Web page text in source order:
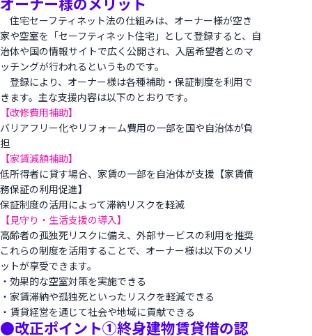
住宅セーフティネット法の仕組みは、オーナー様が空き
家や空室を「セーフティネット住宅」として登録すると、自
治体や国の情報サイトで広く公開され、入居希望者とのマ
ッチングが行われるというものです。
登録により、オーナー様は各種補助・保証制度を利用で
きます。主な支援内容は以下のとおりです。
【改修費用補助】
バリアフリー化やリフォーム費用の一部を国や自治体が負
担
【家賃減額補助】
低所得者に貸す場合、家賃の一部を自治体が支援【家賃債
務保証の利用促進】
保証制度の活用によって滞納リスクを軽減
【見守り・生活支援の導入】
高齢者の孤独死リスクに備え、外部サービスの利用を推奨
これらの制度を活用することで、オーナー様は以下のメリ
ットが享受できます。
・効果的な空室対策を実施できる
・家賃滞納や孤独死といったリスクを軽減できる
・賃貸経営を通じて社会や地域に貢献できる
●改正ポイント①終身建物賃貸借の認